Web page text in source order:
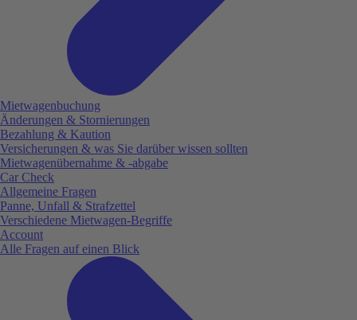
Mietwagenbuchung
Änderungen & Stornierungen
Bezahlung & Kaution
Versicherungen & was Sie darüber wissen sollten
Mietwagenübernahme & -abgabe
Car Check
Allgemeine Fragen
Panne, Unfall & Strafzettel
Verschiedene Mietwagen-Begriffe
Account
Alle Fragen auf einen Blick